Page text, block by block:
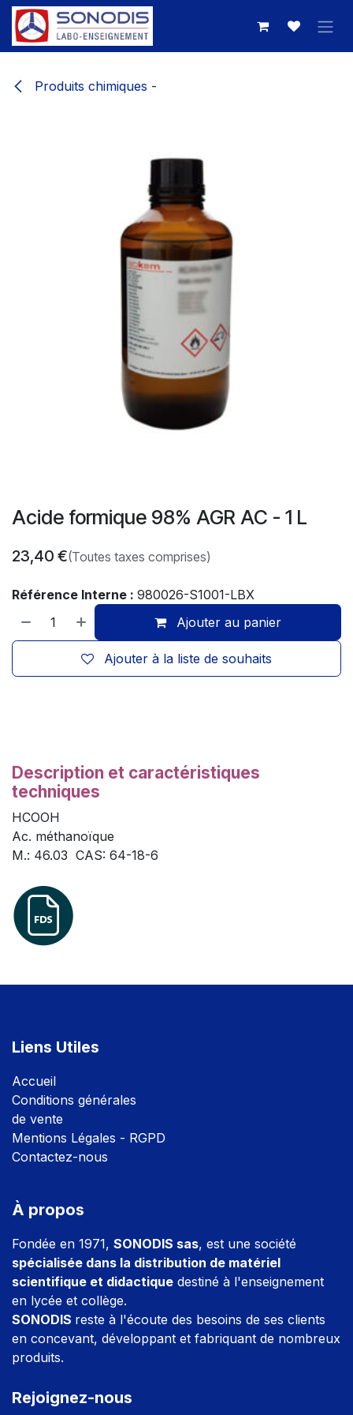
Se rendre au contenu
Produits chimiques -
Acide formique 98% AGR AC - 1 L
23,40 €(Toutes taxes comprises)
Référence Interne : 980026-S1001-LBX
Ajouter au panier
Ajouter à la liste de souhaits
Description et caractéristiques
techniques
HCOOH
Ac. méthanoïque
M.: 46.03 CAS: 64-18-6
Liens Utiles
Accueil
Conditions générales
de vente
Mentions Légales - RGPD
Contactez-nous
À propos
Fondée en 1971, SONODIS sas, est une société
spécialisée dans la distribution de matériel
scientifique et didactique destiné à l'enseignement
en lycée et collège.
SONODIS reste à l'écoute des besoins de ses clients
en concevant, développant et fabriquant de nombreux
produits.
Rejoignez-nous